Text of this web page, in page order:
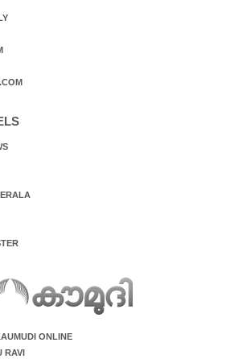
ONLINE
RAVI